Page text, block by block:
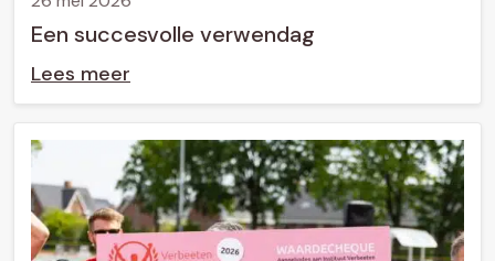
Een succesvolle verwendag
Lees meer